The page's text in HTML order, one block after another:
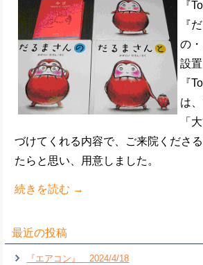
『
『
の
設置
『
は
「
づけてくれる内容で、ご来院くださ
たらと思い、用意しました。
続きを読む →
最近の投稿
『エアコン』 2024/4/18